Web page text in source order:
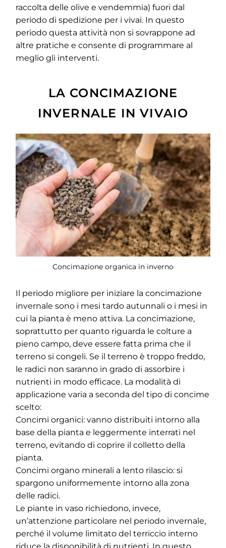
raccolta delle olive e vendemmia) fuori dal
periodo di spedizione per i vivai. In questo
periodo questa attività non si sovrappone ad
altre pratiche e consente di programmare al
meglio gli interventi.
LA CONCIMAZIONE
INVERNALE IN VIVAIO
Concimazione organica in inverno
Il periodo migliore per iniziare la concimazione
invernale sono i mesi tardo autunnali o i mesi in
cui la pianta è meno attiva. La concimazione,
soprattutto per quanto riguarda le colture a
pieno campo, deve essere fatta prima che il
terreno si congeli. Se il terreno è troppo freddo,
le radici non saranno in grado di assorbire i
nutrienti in modo efficace. La modalità di
applicazione varia a seconda del tipo di concime
scelto:
Concimi organici: vanno distribuiti intorno alla
base della pianta e leggermente interrati nel
terreno, evitando di coprire il colletto della
pianta.
Concimi organo minerali a lento rilascio: si
spargono uniformemente intorno alla zona
delle radici.
Le piante in vaso richiedono, invece,
un’attenzione particolare nel periodo invernale,
perché il volume limitato del terriccio interno
riduce la disponibilità di nutrienti. In questo